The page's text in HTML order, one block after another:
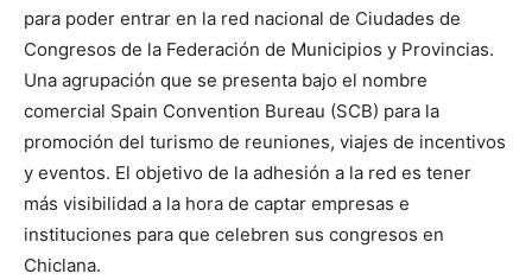
para poder entrar en la red nacional de Ciudades de
Congresos de la Federación de Municipios y Provincias.
Una agrupación que se presenta bajo el nombre
comercial Spain Convention Bureau (SCB) para la
promoción del turismo de reuniones, viajes de incentivos
y eventos. El objetivo de la adhesión a la red es tener
más visibilidad a la hora de captar empresas e
instituciones para que celebren sus congresos en
Chiclana.